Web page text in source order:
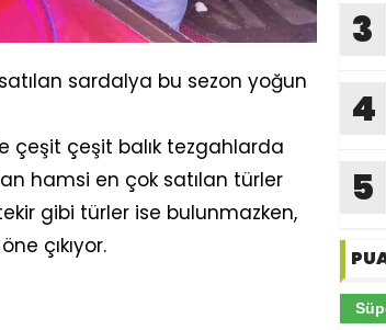
satılan sardalya bu sezon yoğun
çeşit çeşit balık tezgahlarda
hamsi en çok satılan türler
gibi türler ise bulunmazken,
çıkıyor.
3
4
5